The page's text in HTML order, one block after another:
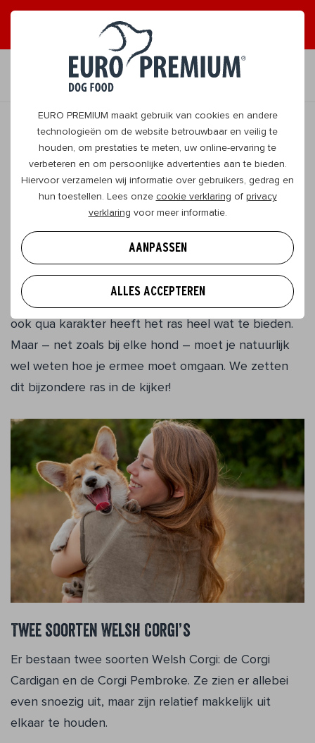
EURO PREMIUM maakt gebruik van cookies en andere
technologieën om de website betrouwbaar en veilig te
houden, om prestaties te meten, uw online-ervaring te
verbeteren en om persoonlijke advertenties aan te bieden.
Hiervoor verzamelen wij informatie over gebruikers, gedrag en
hun toestellen. Lees onze cookie verklaring of privacy
verklaring voor meer informatie.
AANPASSEN
ALLES ACCEPTEREN
ONTVANG GRAAG TIPS
NL
TERUG
Welsh Corgi: alles wat je over deze
schattigaards moet weten
De Welsh Corgi heeft alles in huis om te vertederen:
korte pootjes, een relatief lang lijf, grote opstaande
oren en een open blik. Niet alleen qua uiterlijk, maar
ook qua karakter heeft het ras heel wat te bieden.
Maar – net zoals bij elke hond – moet je natuurlijk
wel weten hoe je ermee moet omgaan. We zetten
dit bijzondere ras in de kijker!
Twee soorten Welsh Corgi’s
Er bestaan twee soorten Welsh Corgi: de Corgi
Cardigan en de Corgi Pembroke. Ze zien er allebei
even snoezig uit, maar zijn relatief makkelijk uit
elkaar te houden.